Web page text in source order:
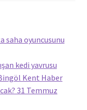
saha oyuncusunu
kedi yavrusu
Kent Haber
31 Temmuz